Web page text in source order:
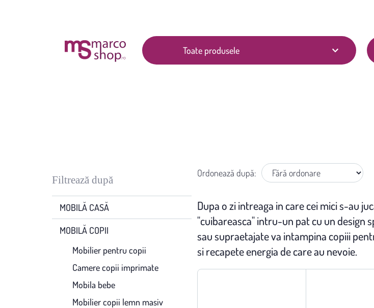
Toate produsele
Filtrează după
MOBILĂ CASĂ
MOBILĂ COPII
Mobilier pentru copii
Camere copii imprimate
Mobila bebe
Mobilier copii lemn masiv
Ordonează după:
Dupa o zi intreaga in care cei mici s-au
"cuibareasca" intru-un pat cu un design
sau supraetajate va intampina copiii
si recapete energia de care au nevoie.